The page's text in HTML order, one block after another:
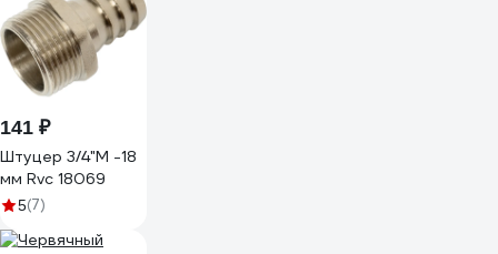
141 ₽
Штуцер 3/4"M -18
мм Rvc 18069
5(7)